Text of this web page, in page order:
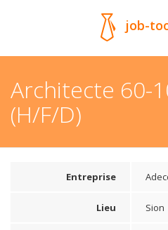
job-
Architecte 60-
(H/F/D)
Entreprise
Lieu Sion